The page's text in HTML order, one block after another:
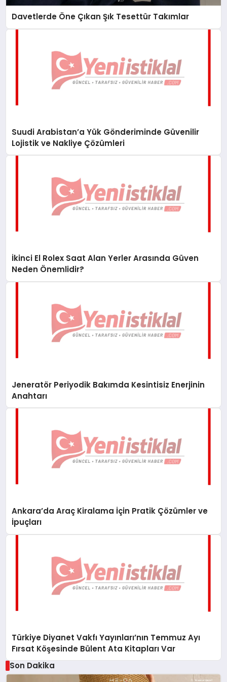
Davetlerde Öne Çıkan Şık Tesettür Takımlar
Suudi Arabistan’a Yük Gönderiminde Güvenilir
Lojistik ve Nakliye Çözümleri
İkinci El Rolex Saat Alan Yerler Arasında Güven
Neden Önemlidir?
Jeneratör Periyodik Bakımda Kesintisiz Enerjinin
Anahtarı
Ankara’da Araç Kiralama İçin Pratik Çözümler ve
İpuçları
Türkiye Diyanet Vakfı Yayınları’nın Temmuz Ayı
Fırsat Köşesinde Bülent Ata Kitapları Var
Son Dakika